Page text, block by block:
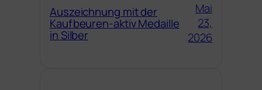
Auszeichnung mit der
Kaufbeuren-aktiv Medaille
in Silber
Mai
23,
2026